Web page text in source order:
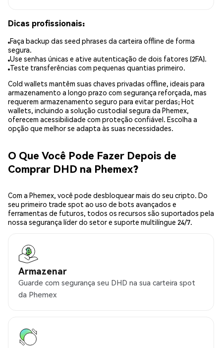
Dicas profissionais:
Faça backup das seed phrases da carteira offline de forma
segura.
Use senhas únicas e ative autenticação de dois fatores (2FA).
Teste transferências com pequenas quantias primeiro.
Cold wallets mantêm suas chaves privadas offline, ideais para
armazenamento a longo prazo com segurança reforçada, mas
requerem armazenamento seguro para evitar perdas; Hot
wallets, incluindo a solução custodial segura da Phemex,
oferecem acessibilidade com proteção confiável. Escolha a
opção que melhor se adapta às suas necessidades.
O Que Você Pode Fazer Depois de
Comprar DHD na Phemex?
Com a Phemex, você pode desbloquear mais do seu cripto. Do
seu primeiro trade spot ao uso de bots avançados e
ferramentas de futuros, todos os recursos são suportados pela
nossa segurança líder do setor e suporte multilíngue 24/7.
Armazenar
Guarde com segurança seu DHD na sua carteira spot
da Phemex